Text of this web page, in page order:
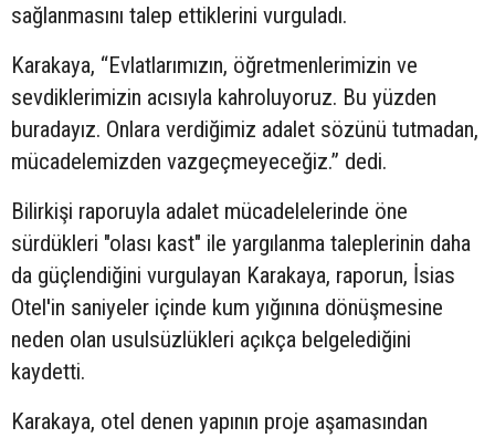
sağlanmasını talep ettiklerini vurguladı.
Karakaya, “Evlatlarımızın, öğretmenlerimizin ve
sevdiklerimizin acısıyla kahroluyoruz. Bu yüzden
buradayız. Onlara verdiğimiz adalet sözünü tutmadan,
mücadelemizden vazgeçmeyeceğiz.” dedi.
Bilirkişi raporuyla adalet mücadelelerinde öne
sürdükleri "olası kast" ile yargılanma taleplerinin daha
da güçlendiğini vurgulayan Karakaya, raporun, İsias
Otel'in saniyeler içinde kum yığınına dönüşmesine
neden olan usulsüzlükleri açıkça belgelediğini
kaydetti.
Karakaya, otel denen yapının proje aşamasından